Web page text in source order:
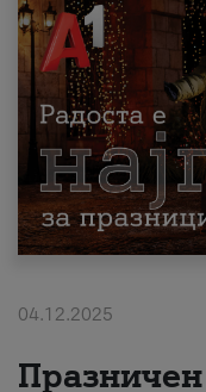
МК EN SQ
Приватни
Поддршка
Надополни кредит
04.12.2025